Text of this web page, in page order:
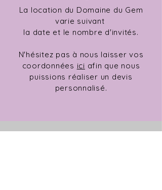
La location du Domaine du Gem
varie suivant
la date et le nombre d'invités.
N'hésitez pas à nous laisser vos
coordonnées ici afin que nous
puissions réaliser un devis
personnalisé.